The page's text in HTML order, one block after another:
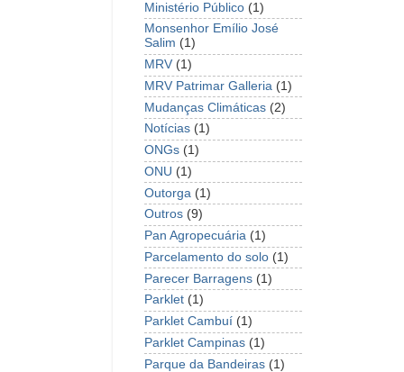
Ministério Público (1)
Monsenhor Emílio José
Salim (1)
MRV (1)
MRV Patrimar Galleria (1)
Mudanças Climáticas (2)
Notícias (1)
ONGs (1)
ONU (1)
Outorga (1)
Outros (9)
Pan Agropecuária (1)
Parcelamento do solo (1)
Parecer Barragens (1)
Parklet (1)
Parklet Cambuí (1)
Parklet Campinas (1)
Parque da Bandeiras (1)